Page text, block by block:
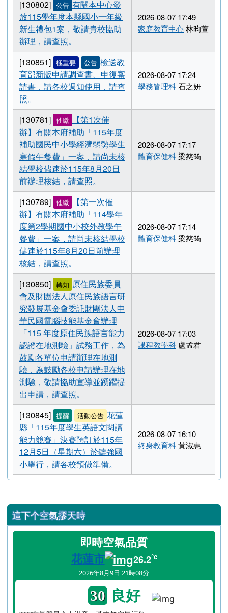
[130849] 會議通知 辦理
「2026國際少年運動會賽後
檢討會議」，惠請相關人員出
席與會。
2026-08-07 17:54
[130802] 公告 有關本中心發
放115學年度本縣國小一年級
新生禮包1案，敬請貴校協助
辦理，請查照。
2026-08-07 17:49
[130851] 極重要 公告
檢送教
育部新版申請調查書、申復審
請書，請各校週知使用，請查
照。
2026-08-07 17:24
學務管理科 石之妍
[130781] 催繳 【第1次催
辦】有關本府補助「115年度
補助國民中小學經濟弱勢學生
寒假午餐費」一案，請尚未核
結學校儘速於115年8月20日
前辦理核結，請查照。
體育保健科 梁慈筠
[130789] 催繳 【第一次催
辦】有關本府補助「114學年
度第2學期國中小校外教學午
餐費」一案，請尚未核結學校
儘速於115年8月20日前辦理
核結，請查照。
[130850] 轉知 原住民族委員
會及財團法人原住民族語言研
究發展基金會委託財團法人中
華民國電腦技能基金會辦理
「115 年度原住民族語言能力
認證在地測驗」試務工作，為
鼓勵各單位申請辦理在地測
驗，為鼓勵各校申請辦理在地
測驗，敬請協助宣導並踴躍提
出申請，請查照。
[130845] 提醒 活動公告 花蓮
能力競賽」決賽預訂於115年
12月5日（星期六）於鑄強國
小舉行，請各校預做準備。
左邊區域內容
這下个空氣摎天時
即時空氣品質